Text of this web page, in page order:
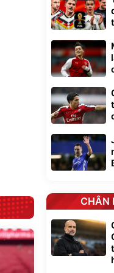
cầm
áp
Bạt phủ xe ô tô
cao cấp, tráng
325.000đ
Đã bán nhiều
CHÂN